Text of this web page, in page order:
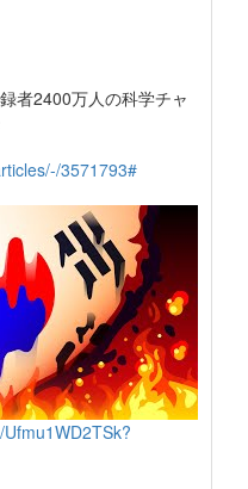
者2400万人の科学チャ
3571793#